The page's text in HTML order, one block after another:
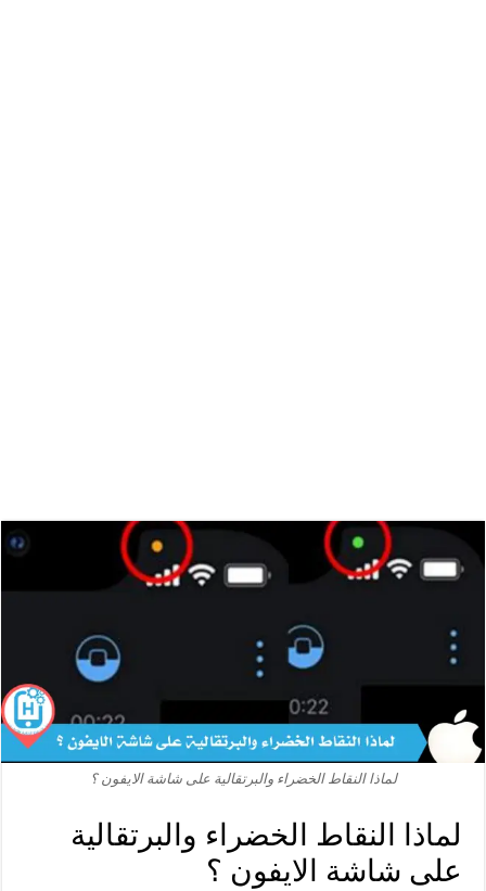
لماذا النقاط الخضراء والبرتقالية على شاشة الايفون ؟
لماذا النقاط الخضراء والبرتقالية
على شاشة الايفون ؟